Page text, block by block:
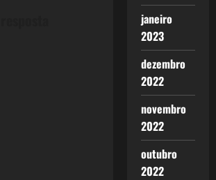
janeiro
2023
dezembro
2022
novembro
2022
outubro
2022